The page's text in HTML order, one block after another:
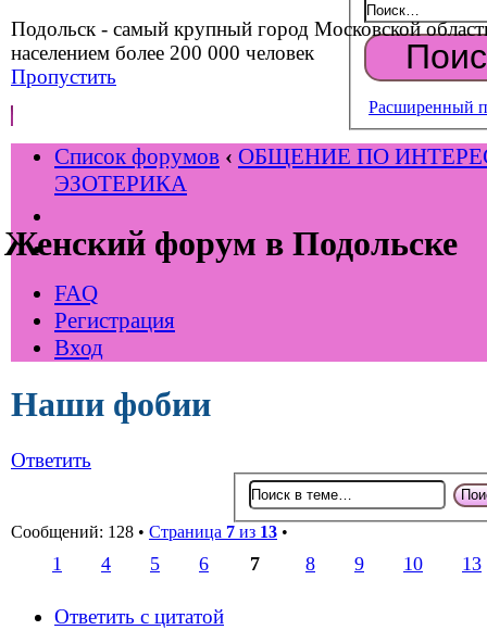
Подольск - самый крупный город Московской
населением более 200 000 человек
Пропустить
Женский форум в Подольске
Расширенный
Список форумов ‹ ОБЩЕНИЕ ПО
ЭЗОТЕРИКА
FAQ
Регистрация
Вход
Наши фобии
Ответить
Сообщений: 128 • Страница 7 из 13 •
1 4 5 6 7 8 9 10 13
Ответить с цитатой